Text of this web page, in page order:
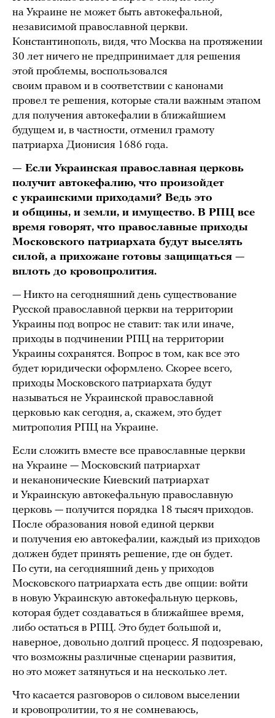
на Украине не может быть автокефальной,
независимой православной церкви.
Константинополь, видя, что Москва на протяжении
30 лет ничего не предпринимает для решения
этой проблемы, воспользовался
своим правом и в соответствии с канонами
провел те решения, которые стали важным этапом
для получения автокефалии в ближайшием
будущем и, в частности, отменил грамоту
патриарха Дионисия 1686 года.
— Если Украинская православная церковь
получит автокефалию, что произойдет
с украинскими приходами? Ведь это
и общины, и земли, и имущество. В РПЦ все
время говорят, что православные приходы
Московского патриархата будут выселять
силой, а прихожане готовы защищаться —
вплоть до кровопролития.
— Никто на сегодняшний день существование
Русской православной церкви на территории
Украины под вопрос не ставит: так или иначе,
приходы в подчинении РПЦ на территории
Украины сохранятся. Вопрос в том, как все это
будет юридически оформлено. Скорее всего,
приходы Московского патриархата будут
называться не Украинской православной
церковью как сегодня, а, скажем, это будет
митрополия РПЦ на Украине.
Если сложить вместе все православные церкви
на Украине — Московский патриархат
и неканонические Киевский патриархат
и Украинскую автокефальную православную
церковь — получится порядка 18 тысяч приходов.
После образования новой единой церкви
и получения ею автокефалии, каждый из приходов
должен будет принять решение, где он будет.
По сути, на сегодняшний день у приходов
Московского патриархата есть две опции: войти
в новую Украинскую автокефальную церковь,
которая будет создаваться в ближайшее время,
либо остаться в РПЦ. Это будет большой и,
наверное, довольно долгий процесс. Я подозреваю,
что возможны различные сценарии развития,
но это может затянуться и на несколько лет.
Что касается разговоров о силовом выселении
и кровопролитии, то я не сомневаюсь,